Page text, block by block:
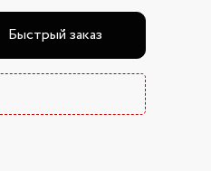
Быстрый заказ